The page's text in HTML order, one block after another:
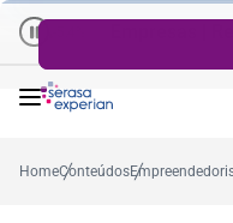
-5,4% Empresas |
no ano
HomeConteúdos